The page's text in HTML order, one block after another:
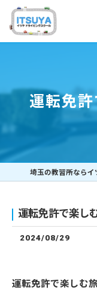
運転免
運転免許で楽し
2024/08/29
運転免許で楽しむ